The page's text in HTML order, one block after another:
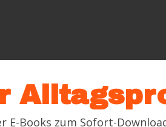
E-Books zum Sofort-